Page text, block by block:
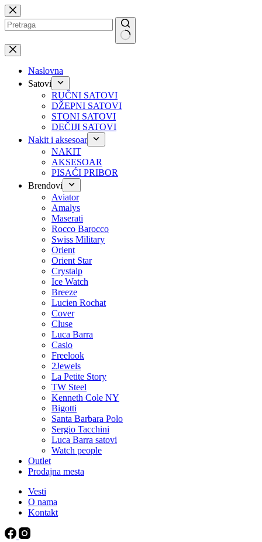
Preskoči
na
No
results
Naslovna
Satovi
RUČNI SATOVI
DŽEPNI SATOVI
STONI SATOVI
DEČIJI SATOVI
Nakit i aksesoar
NAKIT
AKSESOAR
PISAĆI PRIBOR
Brendovi
Aviator
Amalys
Maserati
Rocco Barocco
Swiss Military
Orient
Orient Star
Crystalp
Ice Watch
Breeze
Lucien Rochat
Cover
Cluse
Luca Barra
Casio
Freelook
2Jewels
La Petite Story
TW Steel
Kenneth Cole NY
Bigotti
Santa Barbara Polo
Sergio Tacchini
Luca Barra satovi
Watch people
Outlet
Prodajna mesta
Vesti
O nama
Kontakt